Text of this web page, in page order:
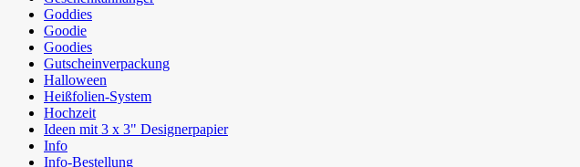
Goddies
Goodie
Goodies
Gutscheinverpackung
Halloween
Heißfolien-System
Hochzeit
Ideen mit 3 x 3" Designerpapier
Info
Info-Bestellung